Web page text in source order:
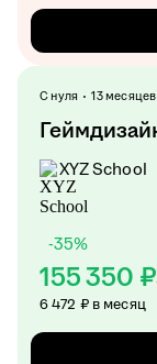
С нуля 13 месяцев
XYZ School
-35%
155 350 ₽
6 472 ₽ в месяц